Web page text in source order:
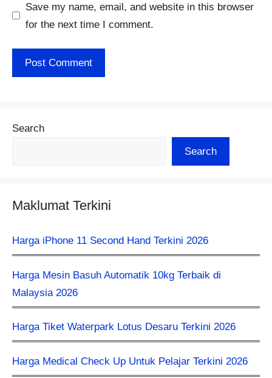
Save my name, email, and website in this browser
for the next time I comment.
Search
Search
Maklumat Terkini
Harga iPhone 11 Second Hand Terkini 2026
Harga Mesin Basuh Automatik 10kg Terbaik di
Malaysia 2026
Harga Tiket Waterpark Lotus Desaru Terkini 2026
Harga Medical Check Up Untuk Pelajar Terkini 2026